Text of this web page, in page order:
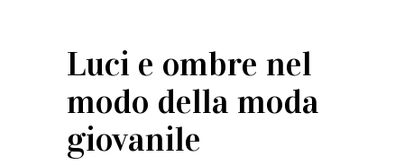
Luci e ombre nel
modo della moda
giovanile